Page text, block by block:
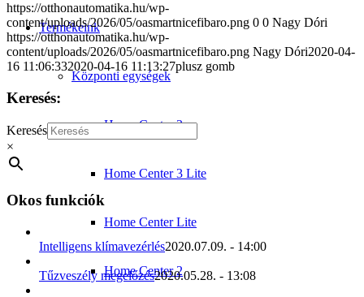
Termékeink
Központi egységek
Home Center 3
Home Center 3 Lite
Home Center Lite
Home Center 2
https://otthonautomatika.hu/wp-
content/uploads/2026/05/oasmartnicefibaro.png 0 0 Nagy Dóri
https://otthonautomatika.hu/wp-
content/uploads/2026/05/oasmartnicefibaro.png Nagy Dóri2020-04-
16 11:06:332020-04-16 11:13:27plusz gomb
Keresés:
Keresés
×
Okos funkciók
Intelligens klímavezérlés2020.07.09. - 14:00
Tűzveszély megelőzés2020.05.28. - 13:08